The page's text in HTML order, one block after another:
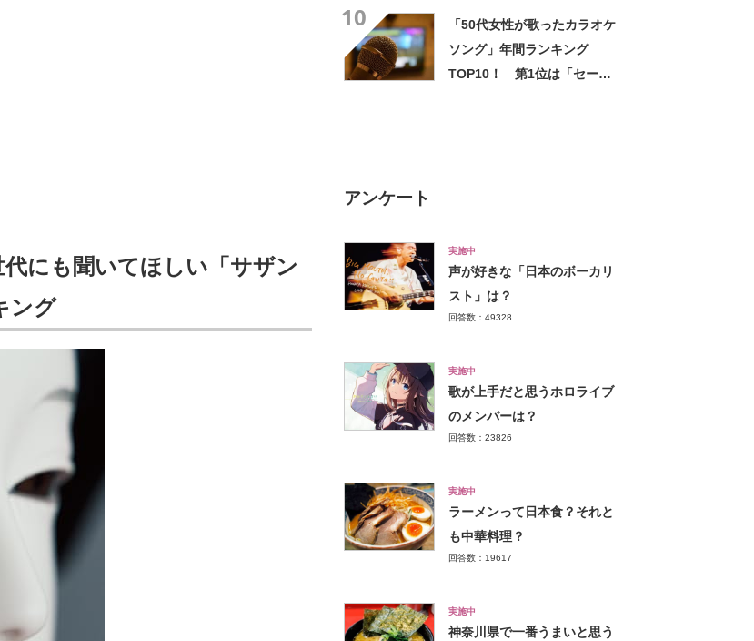
代にも聞いてほしい「サザン
ング
10
「50代女性が歌ったカラオケ
ソング」年間ランキング
TOP10！ 第1位は「セーラ
アンケート
実施中
声が好きな「日本のボーカリ
スト」は？
回答数：49328
実施中
歌が上手だと思うホロライブ
のメンバーは？
回答数：23826
実施中
ラーメンって日本食？それと
も中華料理？
回答数：19617
実施中
神奈川県で一番うまいと思う